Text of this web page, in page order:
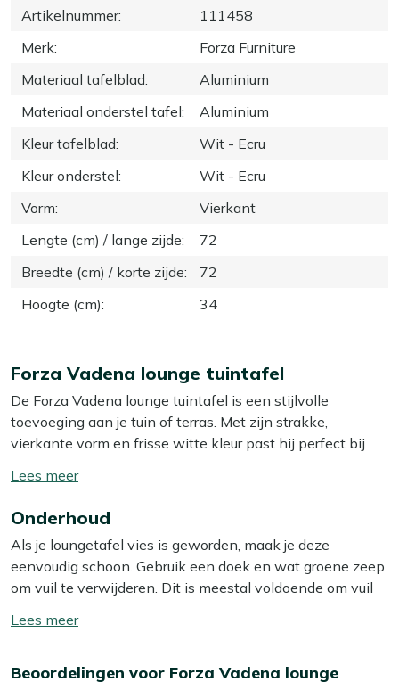
Artikelnummer:
111458
Merk:
Forza Furniture
Materiaal tafelblad:
Aluminium
Materiaal onderstel tafel:
Aluminium
Kleur tafelblad:
Wit - Ecru
Kleur onderstel:
Wit - Ecru
Vorm:
Vierkant
Lengte (cm) / lange zijde:
72
Breedte (cm) / korte zijde:
72
Hoogte (cm): 34
Forza Vadena lounge tuintafel
De Forza Vadena lounge tuintafel is een stijlvolle
toevoeging aan je tuin of terras. Met zijn strakke,
vierkante vorm en frisse witte kleur past hij perfect bij
de tafel licht van gewicht is en niet kan roesten, wat
onderhoudsarm, zodat je meer tijd hebt om te genieten
van je tuin. Deze loungetafel is niet alleen praktisch, maar
ook een echte blikvanger. Zet je favoriete drankje erop en
geniet van een ontspannen middag in de zon!
Aluminium constructie:Het frame en tafelblad zijn
Toon/verberg
meer
Onderhoud
Als je loungetafel vies is geworden, maak je deze
eenvoudig schoon. Gebruik een doek en wat groene zeep
om vuil te verwijderen. Dit is meestal voldoende om vuil
minstens twee keer per jaar grondig schoon te maken
gebruik je dan onze Kees Smit Multi-surface reiniger. Let
Toon/verberg
Beoordelingen voor Forza Vadena lounge